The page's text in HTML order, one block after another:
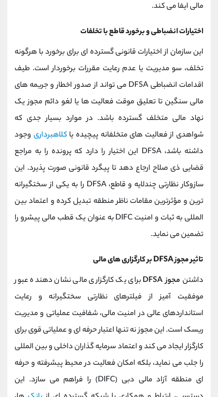
مالی ایفا می‌ کند.
اختیارات انضباطی و برخورد قاطع با تخلفات
این سازمان از اختیارات قانونی گسترده‌ ای برای برخورد با هرگونه
تخلف، سو مدیریت یا عدم رعایت مقررات برخوردار است. طیف
اقدامات انضباطی DFSA می ‌تواند از صدور اخطار و جریمه ‌های
مالی سنگین تا تعلیق موقت فعالیت ‌ها یا لغو دائم مجوز یک
نهاد مالی متخلف گسترده باشد. در موارد بسیار جدی که
شواهدی از فعالیت‌ های متخلفانه پیچیده یاکلاهبرداری وجود
داشته باشد، DFSA این اختیار را دارد که پرونده را به مراجع
قضایی ذی ‌صلاح ارجاع دهد تا پیگرد قانونی صورت پذیرد. این
سازوکار نظارتی چندلایه و قاطع، DFSA را به یکی از سختگیرانه
‌ترین و مؤثرترین مقامات ناظر منطقه تبدیل کرده و اعتماد بین
‌المللی به ثبات و امنیت DIFC به عنوان یک قطب مالی پیشرو را
تضمین می ‌نماید.
تاثیر مجوز DFSA بر کارگزاری های مالی
داشتن مجوز DFSA
برای یک کارگزاری مالی نشان ‌دهنده عبور
موفقیت ‌آمیز از فیلترهای نظارتی سختگیرانه و رعایت
استانداردهای عالی در امنیت مالی، شفافیت عملیاتی و مدیریت
ریسک است. این مجوز نه تنها اعتبار حرفه‌ ای و عملیاتی قوی برای
کارگزار ایجاد می‌ کند و اعتماد سرمایه‌ گذاران داخلی و بین ‌المللی
را جلب می‌ نماید، بلکه امکان فعالیت در محیط پیشرفته و حرفه
‌ای منطقه آزاد مالی دبی (DIFC) را فراهم می ‌سازد. این